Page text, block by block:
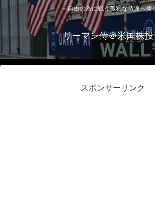
～自由の為に戦う孤独な侍達へ捧
リーマン侍＠米国株
スポンサーリンク